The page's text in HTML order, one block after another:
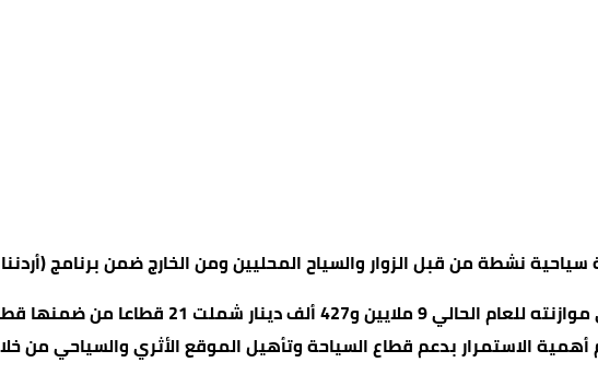
نشطة من قبل الزوار والسياح المحليين ومن الخارج ضمن برنامج
وقال رئيس مجلس محافظة جرش رائد العتوم، إن المجلس خصص
الاستمرار بدعم قطاع السياحة وتأهيل الموقع الأثري والسياحي من